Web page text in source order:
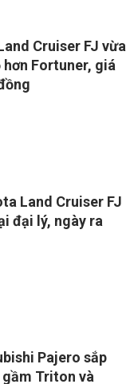
Cruiser FJ vừa
Fortuner, giá
Land Cruiser FJ
đại lý, ngày ra
Pajero sắp
Triton và